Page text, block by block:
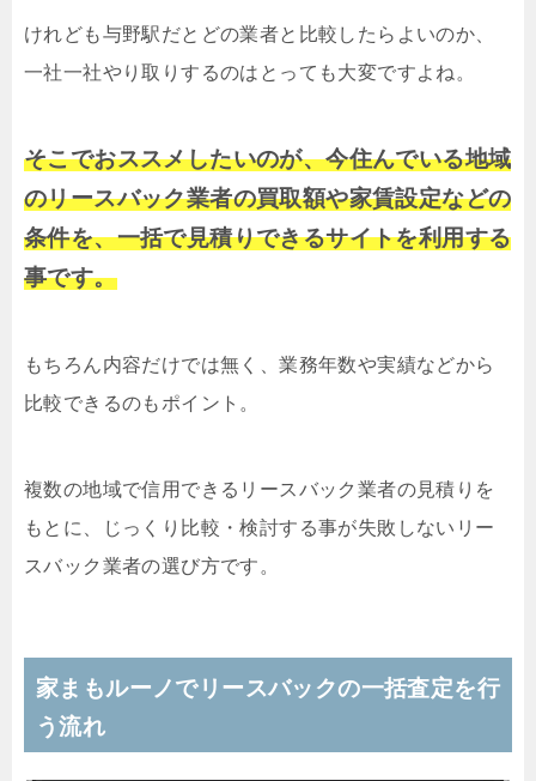
けれども与野駅だとどの業者と比較したらよいのか、
一社一社やり取りするのはとっても大変ですよね。
そこでおススメしたいのが、今住んでいる地域
のリースバック業者の買取額や家賃設定などの
条件を、一括で見積りできるサイトを利用する
事です。
もちろん内容だけでは無く、業務年数や実績などから
比較できるのもポイント。
複数の地域で信用できるリースバック業者の見積りを
もとに、じっくり比較・検討する事が失敗しないリー
スバック業者の選び方です。
家まもルーノでリースバックの一括査定を行
う流れ